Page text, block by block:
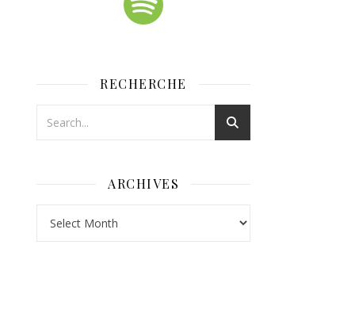
RECHERCHE
ARCHIVES